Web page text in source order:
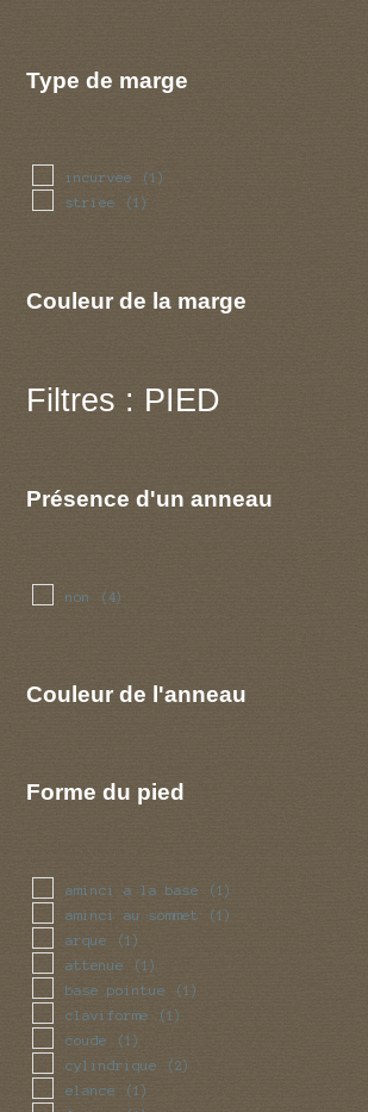
Type de marge
incurvee (1)
striee (1)
Couleur de la marge
Filtres : PIED
Présence d'un anneau
non (4)
Couleur de l'anneau
Forme du pied
aminci a la base (1)
aminci au sommet (1)
arque (1)
attenue (1)
base pointue (1)
claviforme (1)
coude (1)
cylindrique (2)
elance (1)